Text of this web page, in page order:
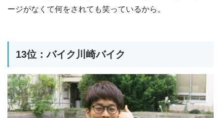
ージがなくて何をされても笑っているから。
13位：バイク川崎バイク